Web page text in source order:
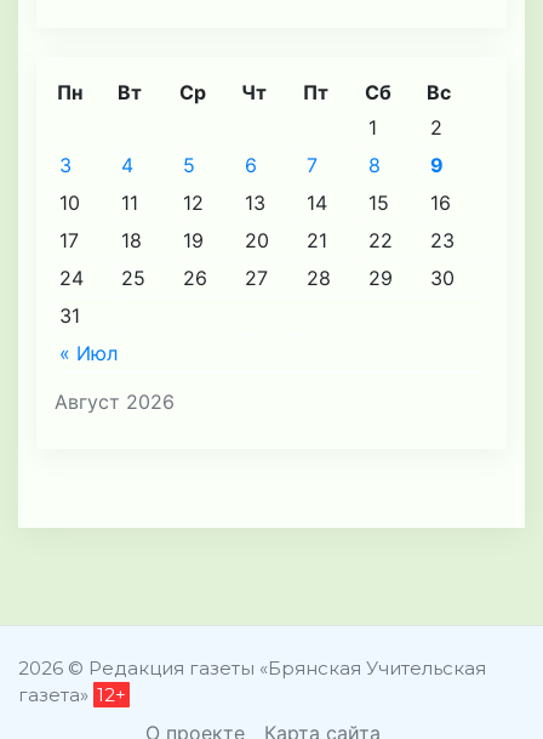
Август 2026
Пн Вт Ср Чт Пт Сб Вс
« Июл
1
2
3
4 5 6 7 8
9
10
11 12 13 14 15
16
17
18 19 20 21 22
23
24
25 26 27 28 29
30
31
2026 © Редакция газеты «Брянская Учительская
газета» 12+
О проекте Карта сайта